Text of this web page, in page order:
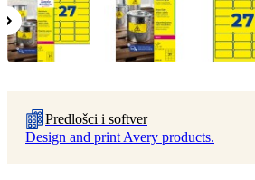
Predlošci i softver
Design and print Avery products.